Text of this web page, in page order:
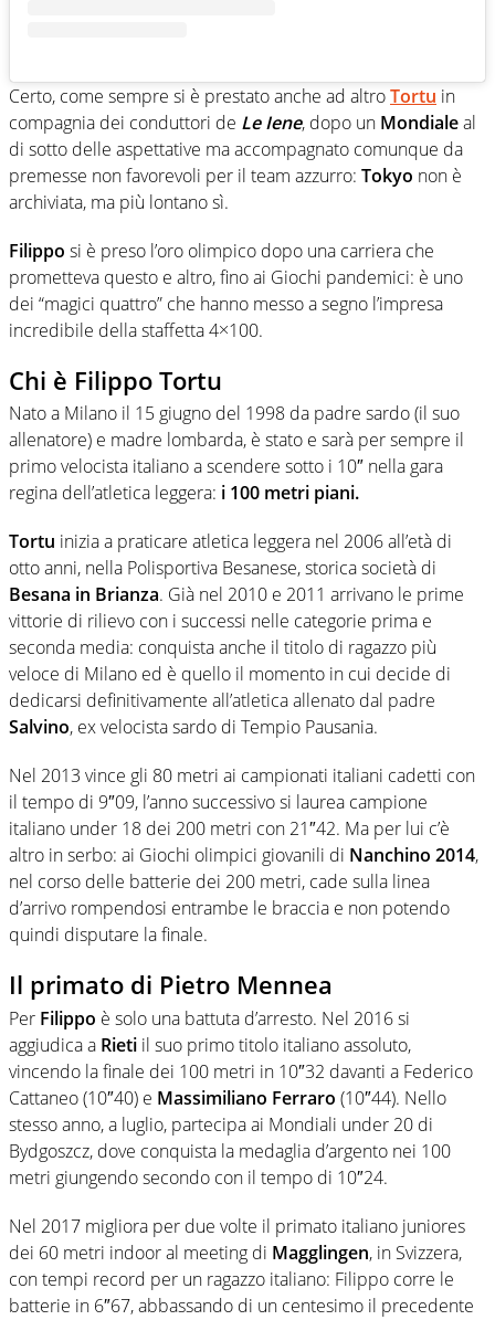
Certo, come sempre si è prestato anche ad altroTortu in
compagnia dei conduttori de Le Iene, dopo un Mondialeal
di sotto delle aspettative ma accompagnato comunque da
premesse non favorevoli per il team azzurro: Tokyo non è
archiviata, ma più lontano sì.
Filippo si è preso l’oro olimpico dopo una carriera che
prometteva questo e altro, fino ai Giochi pandemici: è uno
dei “magici quattro” che hanno messo a segno l’impresa
incredibile della staffetta 4×100.
Chi è Filippo Tortu
Nato a Milano il 15 giugno del 1998 da padre sardo (il suo
allenatore) e madre lombarda, è stato e sarà per sempre il
primo velocista italiano a scendere sotto i 10″ nella gara
regina dell’atletica leggera: i 100 metri piani.
Tortu inizia a praticare atletica leggera nel 2006 all’età di
otto anni, nella Polisportiva Besanese, storica società di
Besana in Brianza. Già nel 2010 e 2011 arrivano le prime
vittorie di rilievo con i successi nelle categorie prima e
seconda media: conquista anche il titolo di ragazzo più
veloce di Milano ed è quello il momento in cui decide di
dedicarsi definitivamente all’atletica allenato dal padre
Salvino, ex velocista sardo di Tempio Pausania.
Nel 2013 vince gli 80 metri ai campionati italiani cadetti con
il tempo di 9″09, l’anno successivo si laurea campione
italiano under 18 dei 200 metri con 21″42. Ma per lui c’è
altro in serbo: ai Giochi olimpici giovanili di Nanchino 2014,
nel corso delle batterie dei 200 metri, cade sulla linea
d’arrivo rompendosi entrambe le braccia e non potendo
quindi disputare la finale.
Il primato di Pietro Mennea
Per Filippo è solo una battuta d’arresto. Nel 2016 si
aggiudica a Rieti il suo primo titolo italiano assoluto,
vincendo la finale dei 100 metri in 10″32 davanti a Federico
Cattaneo (10″40) e Massimiliano Ferraro (10″44). Nello
stesso anno, a luglio, partecipa ai Mondiali under 20 di
Bydgoszcz, dove conquista la medaglia d’argento nei 100
metri giungendo secondo con il tempo di 10″24.
Nel 2017 migliora per due volte il primato italiano juniores
dei 60 metri indoor al meeting di Magglingen, in Svizzera,
con tempi record per un ragazzo italiano: Filippo corre le
batterie in 6″67, abbassando di un centesimo il precedente